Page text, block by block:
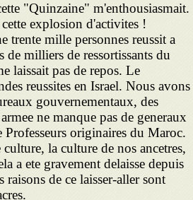
"Quinzaine" m'enthousiasmait.
explosion d'activites !
trente mille personnes reussit a
de milliers de ressortissants du
laissait pas de repos. Le
reussites en Israel. Nous avons
gouvernementaux, des
ne manque pas de generaux
originaires du Maroc.
la culture de nos ancetres,
a ete gravement delaisse depuis
de ce laisser-aller sont